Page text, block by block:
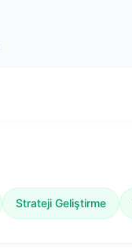
Strateji Geliştirme